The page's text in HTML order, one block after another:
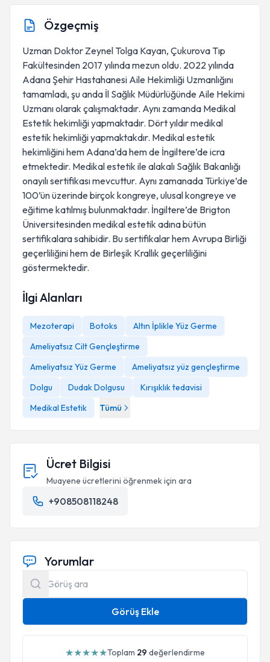
Özgeçmiş
Uzman Doktor Zeynel Tolga Kayan, Çukurova Tıp
Fakültesinden 2017 yılında mezun oldu. 2022 yılında
Adana Şehir Hastahanesi Aile Hekimliği Uzmanlığını
tamamladı, şu anda İl Sağlık Müdürlüğünde Aile Hekimi
Uzmanı olarak çalışmaktadır. Aynı zamanda Medikal
Estetik hekimliği yapmaktadır. Dört yıldır medikal
estetik hekimliği yapmaktakdır. Medikal estetik
hekimliğini hem Adana’da hem de İngiltere’de icra
etmektedir. Medikal estetik ile alakalı Sağlık Bakanlığı
onayılı sertifikası mevcuttur. Aynı zamanada Türkiye’de
100’ün üzerinde birçok kongreye, ulusal kongreye ve
eğitime katılmış bulunmaktadır. İngiltere’de Brigton
Üniversitesinden medikal estetik adına bütün
sertifikalara sahibidir. Bu sertifikalar hem Avrupa Birliği
geçerliliğini hem de Birleşik Krallık geçerliliğini
göstermektedir.
İlgi Alanları
Mezoterapi Botoks
Altın İplikle Yüz Germe
Ameliyatsız Cilt Gençleştirme
Ameliyatsız Yüz Germe
Ameliyatsız yüz gençleştirme
Dolgu
Dudak Dolgusu
Kırışıklık tedavisi
Medikal Estetik
Tümü
Ücret Bilgisi
Muayene ücretlerini öğrenmek için ara
+908508118248
Yorumlar
Görüş Ekle
★★★★★Toplam 29 değerlendirme